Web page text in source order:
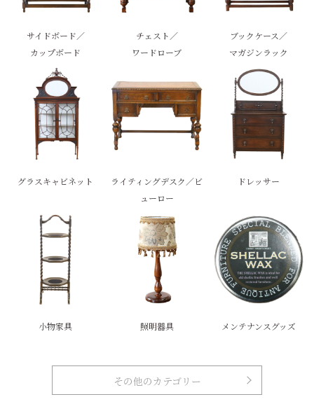
サイドボード／
カップボード
チェスト／
ワードローブ
ブックケース／
マガジンラック
グラスキャビネット
ライティングデスク／ビ
ューロー
ドレッサー
小物家具 照明器具 メンテナンスグッズ
その他のカテゴリー